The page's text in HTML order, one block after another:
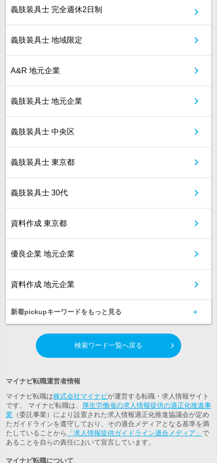
義肢装具士 完全週休2日制
義肢装具士 地域限定
A&R 地元企業
義肢装具士 地元企業
義肢装具士 中央区
義肢装具士 東京都
義肢装具士 30代
資料作成 東京都
優良企業 地元企業
資料作成 地元企業
新着pickupキーワードをもっと見る
検索ワード一覧へ戻る
マイナビ転職運営者情報
マイナビ転職は株式会社マイナビが運営する転職・求人情報サイト
です。 マイナビ転職は、
厚生労働省の求人情報提供の適正化推進事
業 （委託事業）により設置された求人情報適正化推進協議会が定め
たガイドラインを遵守しており、その適合メディアとなる基準を満
たしていることから
「求人情報提供ガイドライン適合メディア」 で
あることを自らの責任において宣言しています。
マイナビ転職について